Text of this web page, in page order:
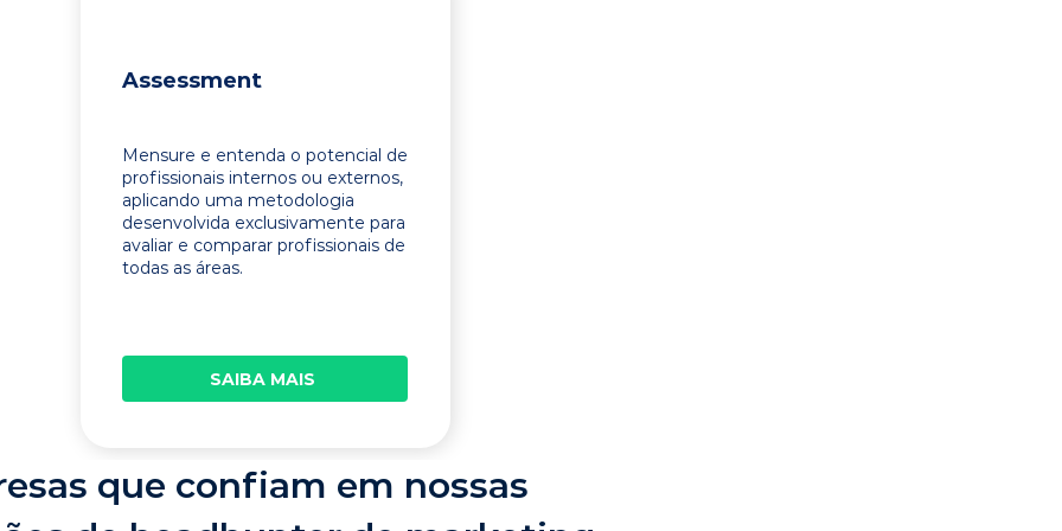
Assessment
Mensure e entenda o potencial de
profissionais internos ou externos,
aplicando uma metodologia
desenvolvida exclusivamente para
avaliar e comparar profissionais de
todas as áreas.
SAIBA MAIS
que confiam em nossas